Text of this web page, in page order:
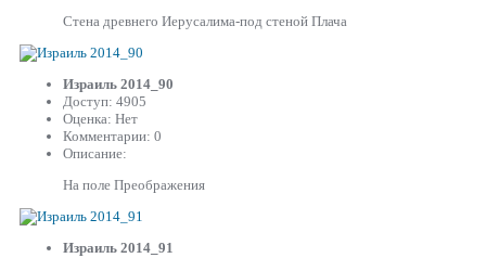
Стена древнего Иерусалима-под стеной Плача
Израиль 2014_90
Доступ: 4905
Оценка: Нет
Комментарии: 0
Описание:
На поле Преображения
Израиль 2014_91